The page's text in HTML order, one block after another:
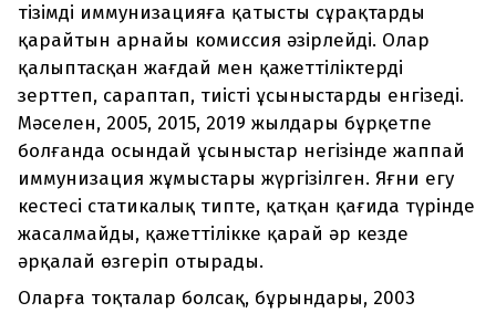
тізімді иммунизацияға қатысты сұрақтарды
қарайтын арнайы комиссия әзірлейді. Олар
қалыптасқан жағдай мен қажеттіліктерді
зерттеп, сараптап, тиісті ұсыныстарды енгізеді.
Мәселен, 2005, 2015, 2019 жылдары бұрқетпе
болғанда осындай ұсыныстар негізінде жаппай
иммунизация жұмыстары жүргізілген. Яғни егу
кестесі статикалық типте, қатқан қағида түрінде
жасалмайды, қажеттілікке қарай әр кезде
әрқалай өзгеріп отырады.
Оларға тоқталар болсақ, бұрындары, 2003